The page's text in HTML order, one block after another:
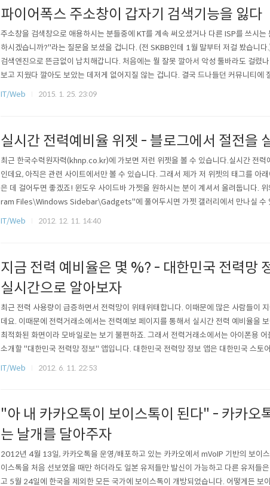
파이어폭스 주소창이 갑자기 검색기능을 잃다
주소창을 검색창으로 애용하시는 분들중에 KT를 계속 써오셨거나 다른 ISP를 쓰시
하시겠습니까?"라는 질문을 보셨을 겁니다. (전 SKBB인데 1월 말부터 저걸 봤습니
검색엔진으로 뜬금없이 납치해갑니다. 처음에는 뭘 잘못 깔아서 악성 툴바라도 걸렸
보고 지웠다 깔아도 보았는 데저게 없어지질 않는 겁니다. 결국 드나들던 커뮤니티에
답이 나왔습니다. DNS 문제입니다.2000년대에 이름을 날렸던 '넷피아 한글 주소'을
IT/Web 2015. 1. 25. 23:09
실시간 전력예비율 위젯 - 블로그에서 절전을
최근 한국수력원자력(khnp.co.kr)에 가보면 저런 위젯을 볼 수 있습니다.실시간 전력
인데요, 아직은 관련 사이트에서만 볼 수 있습니다. 그래서 제가 저 위젯의 태그를 아
은 데 걸어두면 좋겠죠! 윈도우 사이드바 가젯을 원하시는 분이 계셔서 올려둡니다.
ram Files\Windows Sidebar\Gadgets"에 풀어두시면 가젯 갤러리에서 만나실 수
이라서 다소 못난 위젯이지만 잘 써주세요! ※윈도우 가젯의 보안 취약점이 발견되어
IT/Web 2012. 12. 11. 14:40
지금 전력 예비율은 몇 %? - 대한민국 전력망
실시간으로 알아보자
최근 전력 사용량이 급증하면서 전력망이 위태위태합니다. 이때문에 많은 사람들이
데요. 이때문에 전력거래소에서는 전력예보 페이지를 통해서 실시간 전력 예비율을
최적화된 화면이라 모바일로는 보기 불편하죠. 그래서 전력거래소에서는 아이폰용
소개할 "대한민국 전력망 정보" 앱입니다. 대한민국 전력망 정보 앱은 대한민국 스토
으며,"전력거래소"라고 검색하면 쉽게 찾을 수 있습니다. 당연히 무료입니다. 설치를
IT/Web 2012. 6. 11. 22:53
"아 내 카카오톡이 보이스톡이 된다" - 카카오
는 날개를 달아주자
2012년 4월 13일, 카카오톡을 운영/배포하고 있는 카카오에서 mVoIP 기반의 보이
이스톡을 처음 선보였을 때만 하더라도 일본 유저들만 발신이 가능하고 다른 유저들
고 5월 24일에 한국을 제외한 모든 국가에 보이스톡이 개방되었습니다. 어떻게든 보